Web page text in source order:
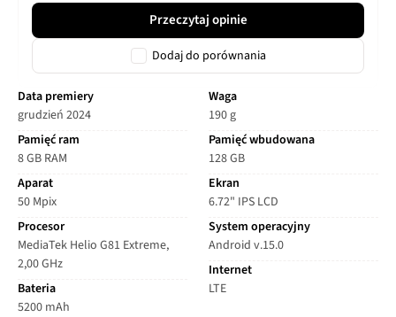
Przeczytaj opinie
Dodaj do porównania
Data premiery
grudzień 2024
Pamięć ram
8 GB RAM
Aparat
50 Mpix
Procesor
MediaTek Helio G81 Extreme,
2,00 GHz
Bateria
5200 mAh
Waga
190 g
Pamięć wbudowana
128 GB
Ekran
6.72" IPS LCD
System operacyjny
Android v.15.0
Internet
LTE